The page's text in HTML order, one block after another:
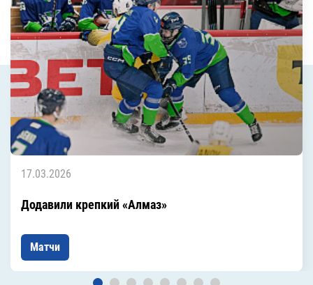
17.03.2026
Додавили крепкий «Алмаз»
Матчи